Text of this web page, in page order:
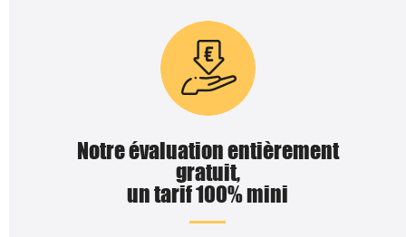
Notre évaluation entièrement
gratuit,
un tarif 100% mini